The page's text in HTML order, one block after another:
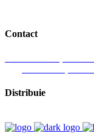
Contact
Distribuie